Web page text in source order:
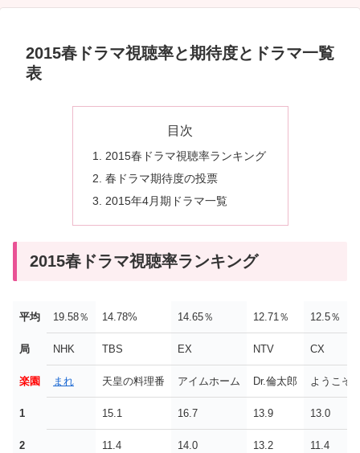
2015春ドラマ視聴率と期待度とドラマ一覧
表
目次
2015春ドラマ視聴率ランキング
春ドラマ期待度の投票
2015年4月期ドラマ一覧
2015春ドラマ視聴率ランキング
平均
局
楽園
1
2
19.58％
NHK
まれ
14.78%
TBS
天皇の料理番
15.1
11.4
14.65％
EX
アイムホーム
16.7
14.0
12.71％
NTV
Dr.倫太郎
13.9
13.2
12.5％
CX
ようこそ
13.0
11.4